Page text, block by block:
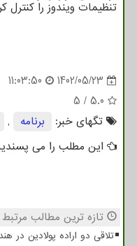
تنظیمات ویندوز را کنترل
1402/05/23
11:03:50
5.0
/
5
تگهای خبر:
برنامه ,
این مطلب را می
تازه ترین مطالب مرتبط
تلاقی دو اراده پولادین در